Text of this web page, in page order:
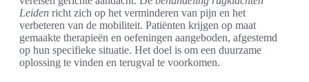
Leiden richt zich op het verminderen van pijn en het
verbeteren van de mobiliteit. Patiënten krijgen op maat
gemaakte therapieën en oefeningen aangeboden, afgestemd
op hun specifieke situatie. Het doel is om een duurzame
oplossing te vinden en terugval te voorkomen.